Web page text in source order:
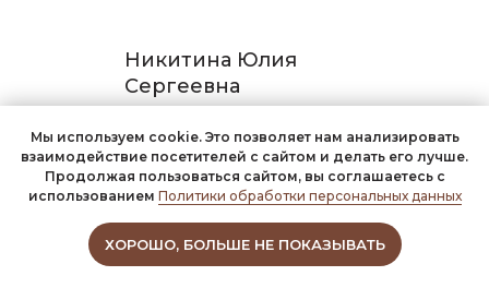
Мы используем cookie. Это позволяет нам анализировать
взаимодействие посетителей с сайтом и делать его лучше.
Продолжая пользоваться сайтом, вы соглашаетесь с
использованием Политики обработки персональных данных
ХОРОШО, БОЛЬШЕ НЕ ПОКАЗЫВАТЬ
Никитина Юлия
Сергеевна
Врач-дерматовенеролог, косметолог